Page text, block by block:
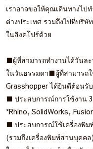
เราอาจขอให้คุณเดินทางไป
ต่างประเทศ รวมถึงไปที่บริษั
ในสิงคโปร์ด้วย
■ผู้ที่สามารถทำงานได้วันล
ในวันธรรมดา■ผู้ที่สามารถใ
Grasshopper ได้ยินดีต้อนรั
■ ประสบการณ์การใช้งาน
*Rhino, SolidWorks,
■ ประสบการณ์ใช้เครื่องพิม
(รวมถึงเครื่องพิมพ์ส่วนบุค